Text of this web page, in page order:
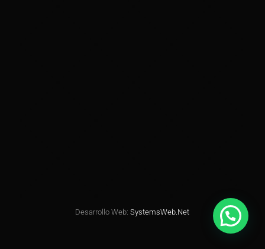
Desarrollo Web: SystemsWeb.Net
necesitas ayuda